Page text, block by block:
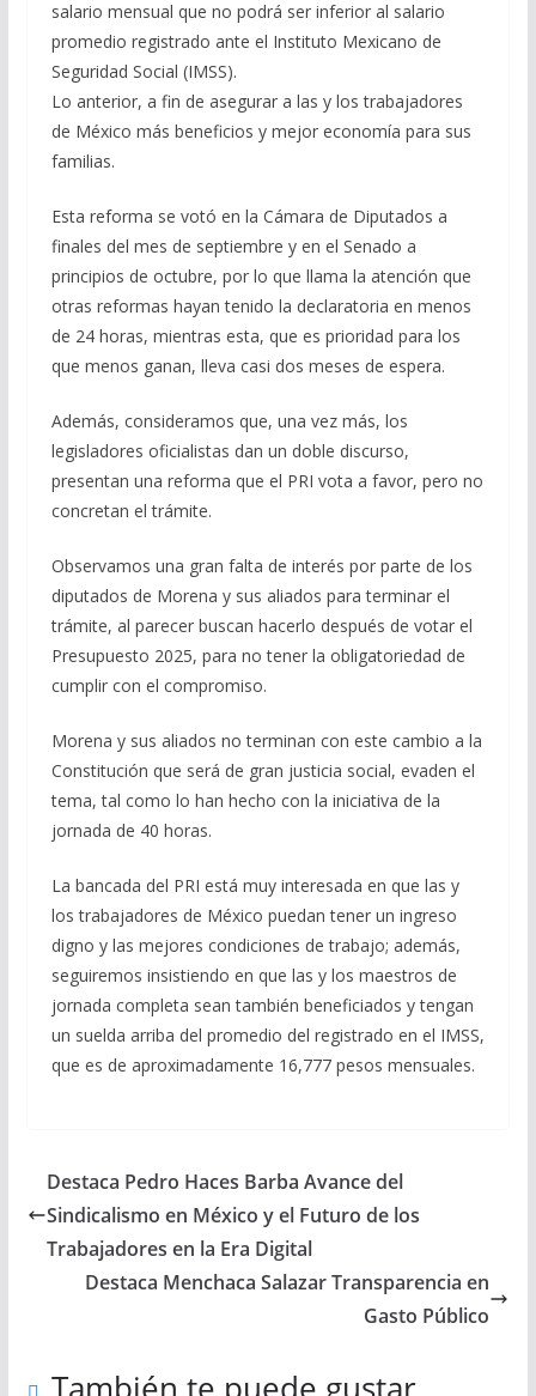
salario mensual que no podrá ser inferior al salario
promedio registrado ante el Instituto Mexicano de
Seguridad Social (IMSS).
Lo anterior, a fin de asegurar a las y los trabajadores
de México más beneficios y mejor economía para sus
familias.
Esta reforma se votó en la Cámara de Diputados a
finales del mes de septiembre y en el Senado a
principios de octubre, por lo que llama la atención que
otras reformas hayan tenido la declaratoria en menos
de 24 horas, mientras esta, que es prioridad para los
que menos ganan, lleva casi dos meses de espera.
Además, consideramos que, una vez más, los
legisladores oficialistas dan un doble discurso,
presentan una reforma que el PRI vota a favor, pero no
concretan el trámite.
Observamos una gran falta de interés por parte de los
diputados de Morena y sus aliados para terminar el
trámite, al parecer buscan hacerlo después de votar el
Presupuesto 2025, para no tener la obligatoriedad de
cumplir con el compromiso.
Morena y sus aliados no terminan con este cambio a la
Constitución que será de gran justicia social, evaden el
tema, tal como lo han hecho con la iniciativa de la
jornada de 40 horas.
La bancada del PRI está muy interesada en que las y
los trabajadores de México puedan tener un ingreso
digno y las mejores condiciones de trabajo; además,
seguiremos insistiendo en que las y los maestros de
jornada completa sean también beneficiados y tengan
un suelda arriba del promedio del registrado en el IMSS,
que es de aproximadamente 16,777 pesos mensuales.
Destaca Pedro Haces Barba Avance del
Sindicalismo en México y el Futuro de los
Trabajadores en la Era Digital
Destaca Menchaca Salazar Transparencia en
Gasto Público